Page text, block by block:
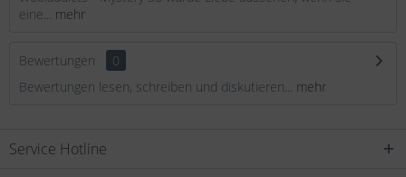
eine... mehr
Bewertungen
0
Bewertungen lesen, schreiben und diskutieren... mehr
Service Hotline